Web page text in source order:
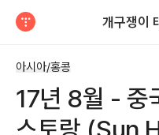
개구쟁이
아시아/홍콩
17년 8월 - 중